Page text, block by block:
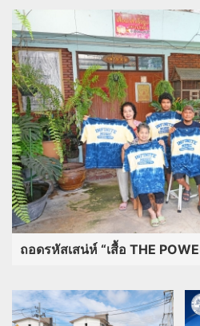
รัฐบาล ต่อโครงการไทยช่วยไทย
“โสภณ” เยี่ยม 5 ผู้บาดเจ็บเหตุ
นนทบุรี พร้อมเคารพศพ 2 ผู้เสีย
กำลังใจครอบครัว
พระเด่นคนดังบ้านเมือง (9 ส.
อ่านต่อทั้ง
เกาะกระแสข่าว